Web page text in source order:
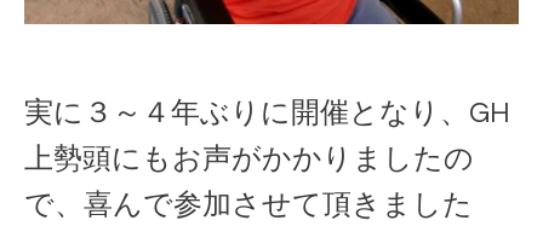
実に３～４年ぶりに開催となり、GH
上勢頭にもお声がかかりましたの
で、喜んで参加させて頂きました